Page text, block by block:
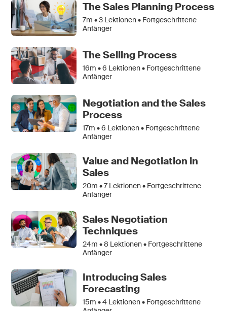
The Sales Planning Process
7m •3 Lektionen • Fortgeschrittene
Anfänger
The Selling Process
16m •6 Lektionen • Fortgeschrittene
Anfänger
Negotiation and the Sales
Process
17m •6 Lektionen • Fortgeschrittene
Anfänger
Value and Negotiation in
Sales
20m •7Lektionen • Fortgeschrittene
Anfänger
Sales Negotiation
Techniques
24m •8 Lektionen • Fortgeschrittene
Anfänger
Introducing Sales
Forecasting
15m •4 Lektionen • Fortgeschrittene